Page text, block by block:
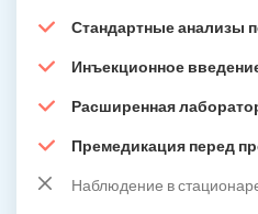
Стандартные анализы
Инъекционное
Расширенная
Премедикация перед
Наблюдение в